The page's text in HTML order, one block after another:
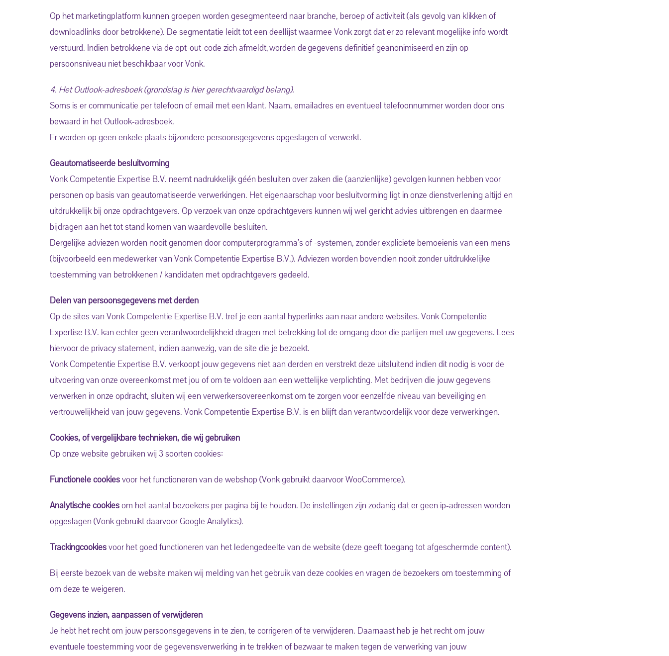
Op het marketingplatform kunnen groepen worden gesegmenteerd naar branche, beroep of activiteit (als gevolg van klikken of
downloadlinks door betrokkene). De segmentatie leidt tot een deellijst waarmee Vonk zorgt dat er zo relevant mogelijke info wordt
verstuurd. Indien betrokkene via de opt-out-code zich afmeldt, worden de gegevens definitief geanonimiseerd en zijn op
persoonsniveau niet beschikbaar voor Vonk.
4. Het Outlook-adresboek (grondslag is hier gerechtvaardigd belang).
Soms is er communicatie per telefoon of email met een klant. Naam, emailadres en eventueel telefoonnummer worden door ons
bewaard in het Outlook-adresboek.
Er worden op geen enkele plaats bijzondere persoonsgegevens opgeslagen of verwerkt.
Geautomatiseerde besluitvorming
Vonk Competentie Expertise B.V. neemt nadrukkelijk géén besluiten over zaken die (aanzienlijke) gevolgen kunnen hebben voor
personen op basis van geautomatiseerde verwerkingen. Het eigenaarschap voor besluitvorming ligt in onze dienstverlening altijd en
uitdrukkelijk bij onze opdrachtgevers. Op verzoek van onze opdrachtgevers kunnen wij wel gericht advies uitbrengen en daarmee
bijdragen aan het tot stand komen van waardevolle besluiten.
Dergelijke adviezen worden nooit genomen door computerprogramma’s of -systemen, zonder expliciete bemoeienis van een mens
(bijvoorbeeld een medewerker van Vonk Competentie Expertise B.V.). Adviezen worden bovendien nooit zonder uitdrukkelijke
toestemming van betrokkenen / kandidaten met opdrachtgevers gedeeld.
Delen van persoonsgegevens met derden
Op de sites van Vonk Competentie Expertise B.V. tref je een aantal hyperlinks aan naar andere websites. Vonk Competentie
Expertise B.V. kan echter geen verantwoordelijkheid dragen met betrekking tot de omgang door die partijen met uw gegevens. Lees
hiervoor de privacy statement, indien aanwezig, van de site die je bezoekt.
Vonk Competentie Expertise B.V. verkoopt jouw gegevens niet aan derden en verstrekt deze uitsluitend indien dit nodig is voor de
uitvoering van onze overeenkomst met jou of om te voldoen aan een wettelijke verplichting. Met bedrijven die jouw gegevens
verwerken in onze opdracht, sluiten wij een verwerkersovereenkomst om te zorgen voor eenzelfde niveau van beveiliging en
vertrouwelijkheid van jouw gegevens. Vonk Competentie Expertise B.V. is en blijft dan verantwoordelijk voor deze verwerkingen.
Cookies, of vergelijkbare technieken, die wij gebruiken
Op onze website gebruiken wij 3 soorten cookies:
Functionele cookiesvoor het functioneren van de webshop (Vonk gebruikt daarvoor WooCommerce).
Analytische cookiesom het aantal bezoekers per pagina bij te houden. De instellingen zijn zodanig dat er geen ip-adressen worden
opgeslagen (Vonk gebruikt daarvoor Google Analytics).
Trackingcookiesvoor het goed functioneren van het ledengedeelte van de website (deze geeft toegang tot afgeschermde content).
Bij eerste bezoek van de website maken wij melding van het gebruik van deze cookies en vragen de bezoekers om toestemming of
om deze te weigeren.
Gegevens inzien, aanpassen of verwijderen
Je hebt het recht om jouw persoonsgegevens in te zien, te corrigeren of te verwijderen. Daarnaast heb je het recht om jouw
eventuele toestemming voor de gegevensverwerking in te trekken of bezwaar te maken tegen de verwerking van jouw